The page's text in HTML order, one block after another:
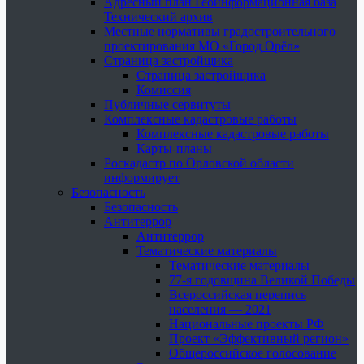
Технический архив
Местные нормативы градостроительного
проектирования МО «Город Орёл»
Страница застройщика
Страница застройщика
Комиссия
Публичные сервитуты
Комплексные кадастровые работы
Комплексные кадастровые работы
Карты-планы
Роскадастр по Орловской области
информирует
Безопасность
Безопасность
Антитеррор
Антитеррор
Тематические материалы
Тематические материалы
77-я годовщина Великой Победы
Всероссийская перепись
населения — 2021
Национальные проекты РФ
Проект «Эффективный регион»
Общероссийское голосование